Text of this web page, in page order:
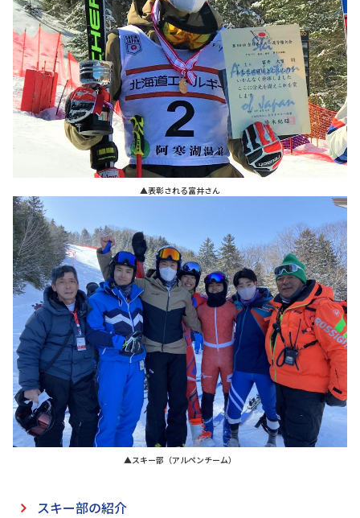
▲表彰される富井さん
▲スキー部（アルペンチーム）
スキー部の紹介